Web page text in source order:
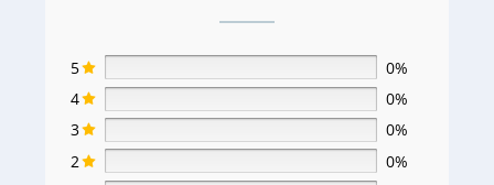
5
0%
4
0%
3
0%
2
0%